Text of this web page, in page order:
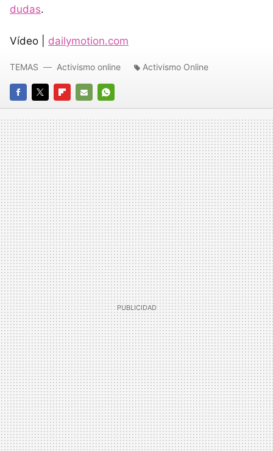
dudas.
Vídeo | dailymotion.com
FACEBOOK
TWITTERFLIPBOARD
E-
MAIL
WHATSAPP
TEMAS Activismo online Activismo Online